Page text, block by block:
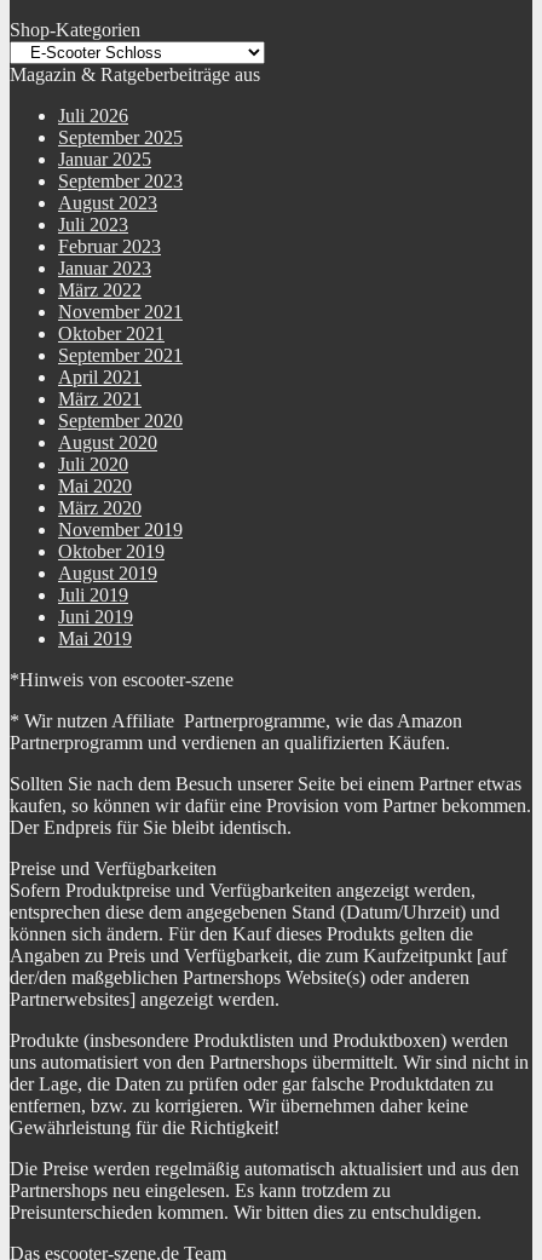
Shop-Kategorien
Magazin & Ratgeberbeiträge aus
Juli 2026
September 2025
Januar 2025
September 2023
August 2023
Juli 2023
Februar 2023
Januar 2023
März 2022
November 2021
Oktober 2021
September 2021
April 2021
März 2021
September 2020
August 2020
Juli 2020
Mai 2020
März 2020
November 2019
Oktober 2019
August 2019
Juli 2019
Juni 2019
Mai 2019
*Hinweis von escooter-szene
* Wir nutzen Affiliate Partnerprogramme, wie das Amazon
Partnerprogramm und verdienen an qualifizierten Käufen.
Sollten Sie nach dem Besuch unserer Seite bei einem Partner etwas
kaufen, so können wir dafür eine Provision vom Partner bekommen.
Der Endpreis für Sie bleibt identisch.
Preise und Verfügbarkeiten
Sofern Produktpreise und Verfügbarkeiten angezeigt werden,
entsprechen diese dem angegebenen Stand (Datum/Uhrzeit) und
können sich ändern. Für den Kauf dieses Produkts gelten die
Angaben zu Preis und Verfügbarkeit, die zum Kaufzeitpunkt [auf
der/den maßgeblichen Partnershops Website(s) oder anderen
Partnerwebsites] angezeigt werden.
Produkte (insbesondere Produktlisten und Produktboxen) werden
uns automatisiert von den Partnershops übermittelt. Wir sind nicht in
der Lage, die Daten zu prüfen oder gar falsche Produktdaten zu
entfernen, bzw. zu korrigieren. Wir übernehmen daher keine
Gewährleistung für die Richtigkeit!
Die Preise werden regelmäßig automatisch aktualisiert und aus den
Partnershops neu eingelesen. Es kann trotzdem zu
Preisunterschieden kommen. Wir bitten dies zu entschuldigen.
Das escooter-szene.de Team